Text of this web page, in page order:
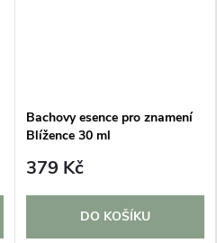
Bachovy esence pro znamení
Blížence 30 ml
379 Kč
DO KOŠÍKU